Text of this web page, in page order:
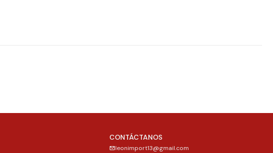
CONTÁCTANOS
leonimport13@gmail.com